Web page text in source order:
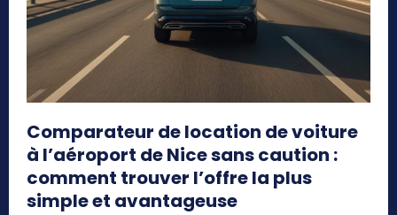
Comparateur de location de voiture
à l’aéroport de Nice sans caution :
comment trouver l’offre la plus
simple et avantageuse